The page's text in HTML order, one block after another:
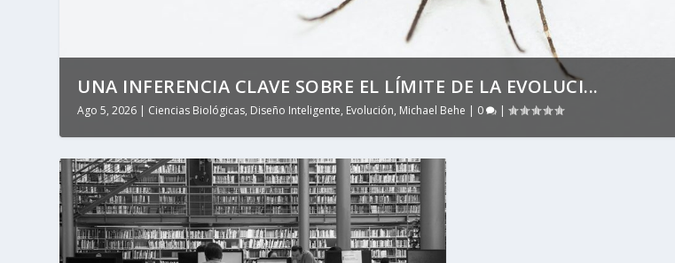
UNA INFERENCIA CLAVE SOBRE EL LÍMITE DE LA EVOLUCI...
Ago 5, 2026 | Ciencias Biológicas, Diseño Inteligente, Evolución, Michael Behe | 0 |